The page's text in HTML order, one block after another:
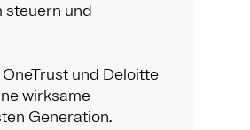
steuern und
und Deloitte
wirksame
Generation.